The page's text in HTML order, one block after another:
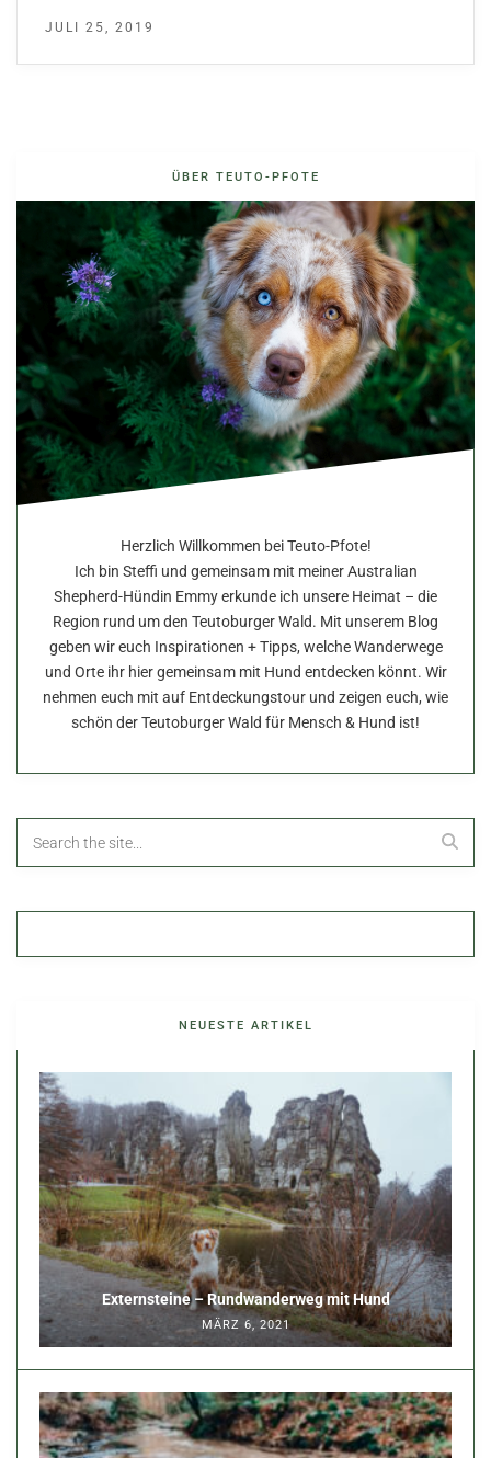
JULI 25, 2019
ÜBER TEUTO-PFOTE
Herzlich Willkommen bei Teuto-Pfote!
Ich bin Steffi und gemeinsam mit meiner Australian
Shepherd-Hündin Emmy erkunde ich unsere Heimat – die
Region rund um den Teutoburger Wald. Mit unserem Blog
geben wir euch Inspirationen + Tipps, welche Wanderwege
und Orte ihr hier gemeinsam mit Hund entdecken könnt. Wir
nehmen euch mit auf Entdeckungstour und zeigen euch, wie
schön der Teutoburger Wald für Mensch & Hund ist!
NEUESTE ARTIKEL
Externsteine – Rundwanderweg mit Hund
MÄRZ 6, 2021